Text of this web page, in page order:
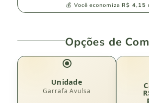
💰 Você economizaR$ 4,15
Opções de
Unidade
Garrafa Avulsa